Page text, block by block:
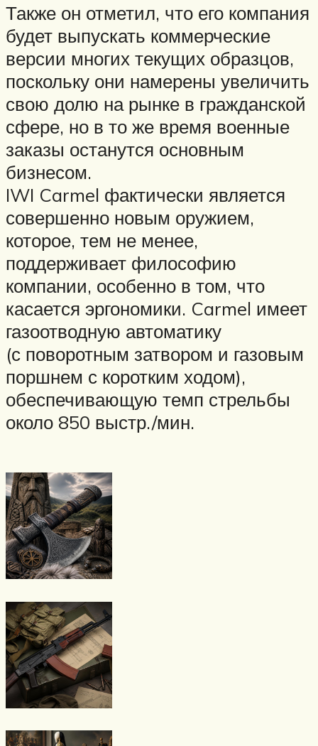
Также он отметил, что его компания
будет выпускать коммерческие
версии многих текущих образцов,
поскольку они намерены увеличить
свою долю на рынке в гражданской
сфере, но в то же время военные
заказы останутся основным
бизнесом.
IWI Carmel фактически является
совершенно новым оружием,
которое, тем не менее,
поддерживает философию
компании, особенно в том, что
касается эргономики. Carmel имеет
газоотводную автоматику
(с поворотным затвором и газовым
поршнем с коротким ходом),
обеспечивающую темп стрельбы
около 850 выстр./мин.